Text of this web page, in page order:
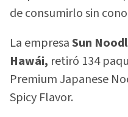
de consumirlo sin
La empresaSun
Hawái, retiró 134
Premium Japanese
Spicy Flavor.